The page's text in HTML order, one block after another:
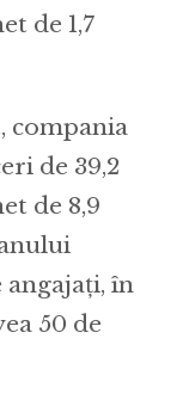
de 1,7
compania
de 39,2
de 8,9
angajați, în
50 de